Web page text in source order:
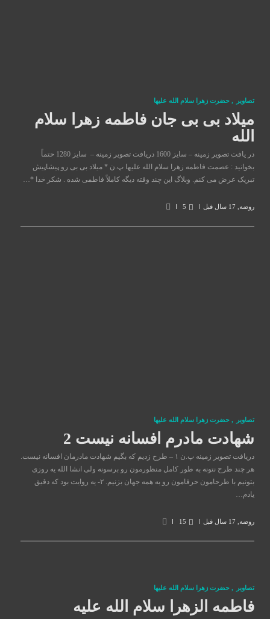
تصاوير , حضرت زهرا سلام الله علیها
میلاد بی بی جان فاطمه زهرا سلام
الله
در یافت تصویر زمینه – سایز 1600 دریافت تصویر زمینه – سایز 1280 حتماً‌
بخوانید : عصمت فاطمه زهرا سلام الله علیها پ.ن * میلاد بی بی رو پیشاپیش
تبریک عرض می کنم. وبلاگ این چند وقته دیگه کاملاً ‌فاطمی شده . شکر خدا *…
روضه 17 سال قبل 5
تصاوير , حضرت زهرا سلام الله علیها
شهادت مادرم افسانه نیست 2
دریافت تصویر زمینه پ.ن ۱ – طرح زدیم که بگیم شهادت مادرمان افسانه نیست.
هر چند طرح نتونه به طور کامل منظورمون رو برسونه ولی انشا الله یه روزی
بتونیم با طرحامون حرفامون رو به همه جهان بزنیم. ۲- یه روایت بود که دقیق
یادم…
روضه 17 سال قبل 15
تصاوير , حضرت زهرا سلام الله علیها
فاطمه الزهرا سلام الله علیه